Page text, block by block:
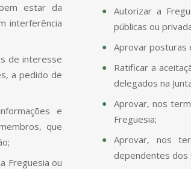
estar da
interferência
de interesse
a pedido de
e
que
Freguesia ou
Autorizar a
públicas ou
Aprovar posturas
Ratificar a
delegados na
Aprovar, nos
Freguesia;
Aprovar, nos
dependentes dos